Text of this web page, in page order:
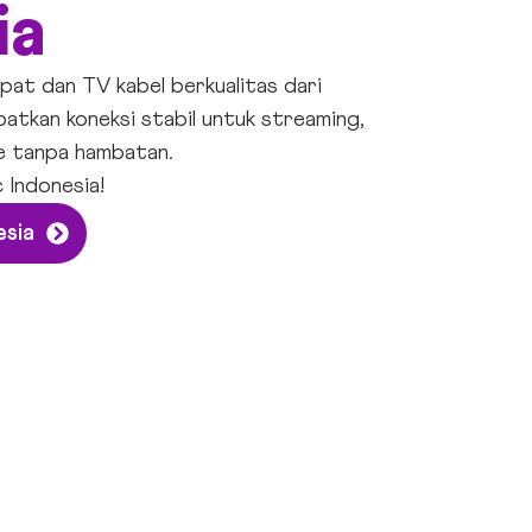
dan TV kabel berkualitas dari
koneksi stabil untuk streaming,
tanpa hambatan.
Indonesia!